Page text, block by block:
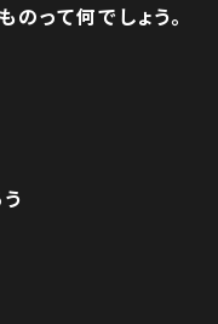
って何でしょう。